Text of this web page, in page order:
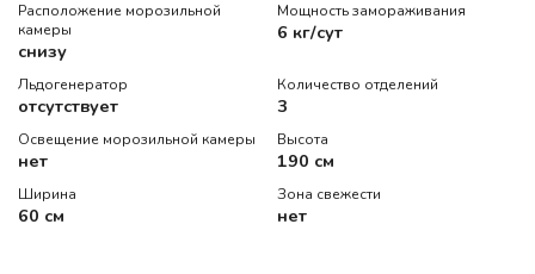
Расположение морозильной
камеры
снизу
Мощность замораживания
6 кг/сут
Льдогенератор
отсутствует
Количество отделений
3
Освещение морозильной камеры
нет
Высота
190 см
Ширина
60 см
Зона свежести
нет